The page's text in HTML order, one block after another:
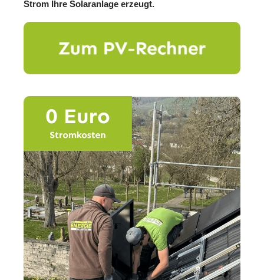
Strom Ihre Solaranlage erzeugt.